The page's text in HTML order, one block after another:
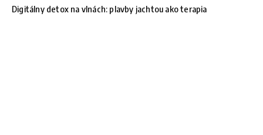
Digitálny detox na vlnách: plavby jachtou ako terapia